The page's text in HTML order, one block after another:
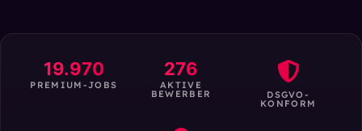
19.970
PREMIUM-JOBS
276
AKTIVE
BEWERBER DSGVO-
KONFORM